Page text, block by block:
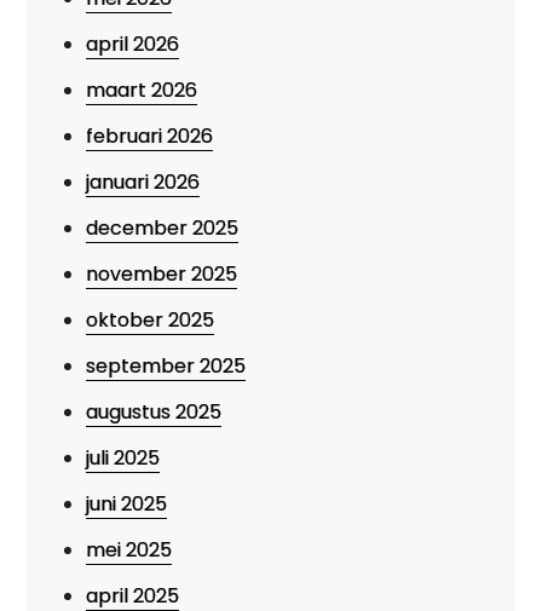
april 2026
maart 2026
februari 2026
januari 2026
december 2025
november 2025
oktober 2025
september 2025
augustus 2025
juli 2025
juni 2025
mei 2025
april 2025